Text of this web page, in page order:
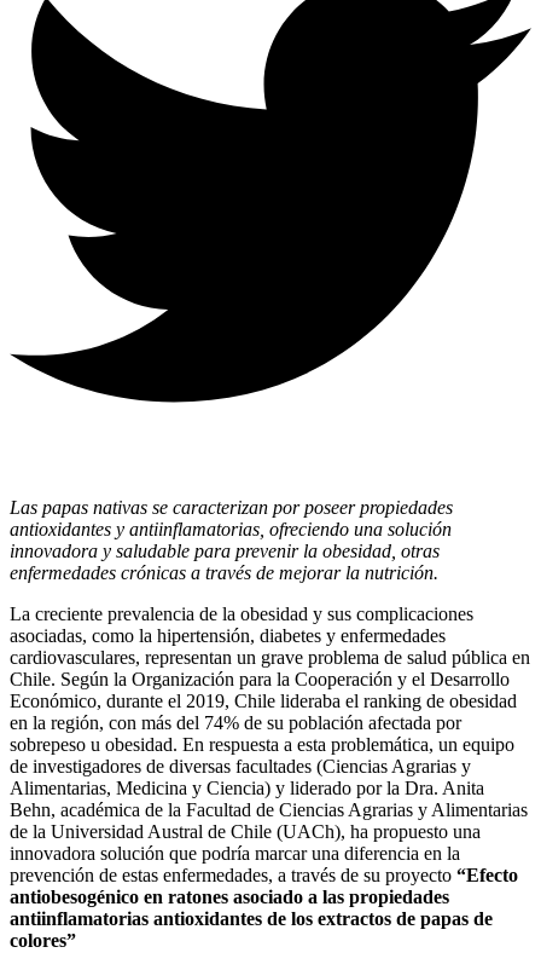
Las papas nativas se caracterizan por poseer propiedades
antioxidantes y antiinflamatorias, ofreciendo una solución
innovadora y saludable para prevenir la obesidad, otras
enfermedades crónicas a través de mejorar la nutrición.
La creciente prevalencia de la obesidad y sus complicaciones
asociadas, como la hipertensión, diabetes y enfermedades
cardiovasculares, representan un grave problema de salud pública en
Chile. Según la Organización para la Cooperación y el Desarrollo
Económico, durante el 2019, Chile lideraba el ranking de obesidad
en la región, con más del 74% de su población afectada por
sobrepeso u obesidad. En respuesta a esta problemática, un equipo
de investigadores de diversas facultades (Ciencias Agrarias y
Alimentarias, Medicina y Ciencia) y liderado por la Dra. Anita
Behn, académica de la Facultad de Ciencias Agrarias y Alimentarias
de la Universidad Austral de Chile (UACh), ha propuesto una
innovadora solución que podría marcar una diferencia en la
prevención de estas enfermedades, a través de su proyecto “Efecto
antiobesogénico en ratones asociado a las propiedades
antiinflamatorias antioxidantes de los extractos de papas de
colores”